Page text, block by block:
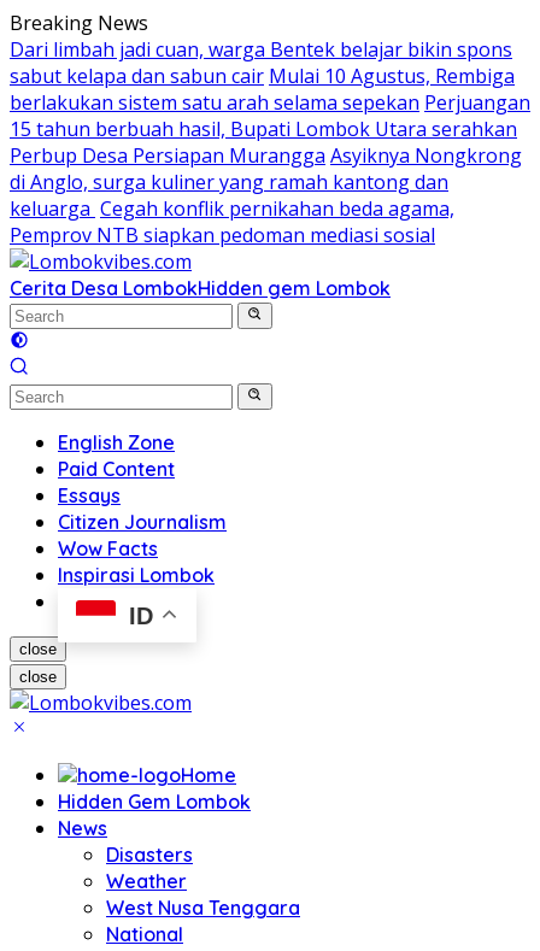
Skip
to
content
Breaking News
Dari limbah jadi cuan, warga Bentek belajar bikin spons
sabut kelapa dan sabun cair Mulai 10 Agustus, Rembiga
berlakukan sistem satu arah selama sepekan Perjuangan
15 tahun berbuah hasil, Bupati Lombok Utara serahkan
Perbup Desa Persiapan Murangga Asyiknya Nongkrong
di Anglo, surga kuliner yang ramah kantong dan
keluarga Cegah konflik pernikahan beda agama,
Pemprov NTB siapkan pedoman mediasi sosial
Cerita Desa LombokHidden gem Lombok
English Zone
Paid Content
Essays
Citizen Journalism
Wow Facts
Inspirasi Lombok
ID
close
close
Home
Hidden Gem Lombok
News
Disasters
Weather
West Nusa Tenggara
National